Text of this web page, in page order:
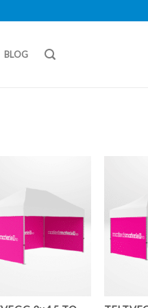
BLOG